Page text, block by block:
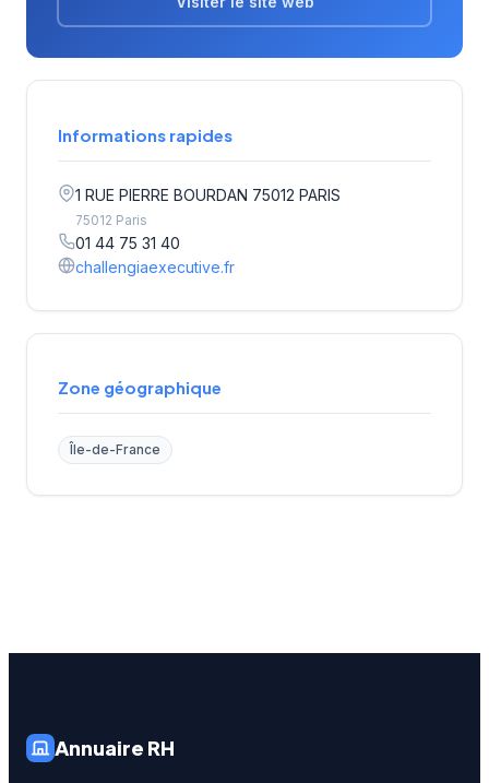
Informations rapides
1 RUE PIERRE BOURDAN 75012 PARIS
75012 Paris
01 44 75 31 40
challengiaexecutive.fr
Zone géographique
Île-de-France
Annuaire RH